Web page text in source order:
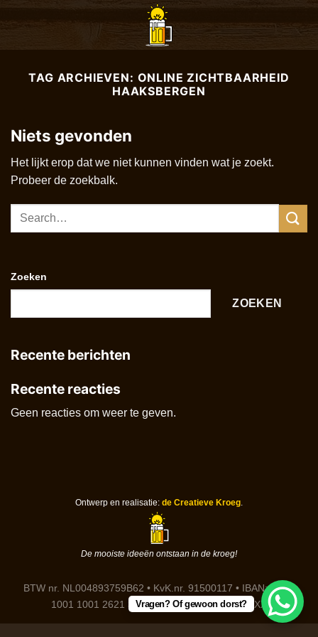
TAG ARCHIEVEN: ONLINE ZICHTBAARHEID
HAAKSBERGEN
Niets gevonden
Het lijkt erop dat we niet kunnen vinden wat je zoekt.
Probeer de zoekbalk.
Zoeken
ZOEKEN
Recente berichten
Recente reacties
Geen reacties om weer te geven.
Ontwerp en realisatie: de Creatieve Kroeg.
De mooiste ideeën ontstaan in de kroeg!
BTW nr. NL004893759B62 • KvK.nr. 91500117 • IBAN: DE91
1001 1001 2621 3646 85 • BIC: NTSBDEB1XXX
Vragen? Of gewoon dorst?